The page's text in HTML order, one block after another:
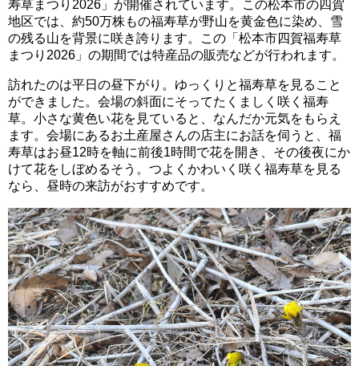
寿草まつり2026」が開催されています。この松本市の四賀
地区では、約50万株もの福寿草が野山を黄金色に染め、雪
の残る山を背景に咲き誇ります。この「松本市四賀福寿草
まつり2026」の期間では特産品の販売などが行われます。
訪れたのは平日の昼下がり。ゆっくりと福寿草を見ること
ができました。会場の斜面にそってたくましく咲く福寿
草。小さな黄色い花を見ていると、なんだか元気をもらえ
ます。会場にあるお土産屋さんの店主にお話を伺うと、福
寿草はお昼12時を軸に前後1時間で花を開き、その後夜にか
けて花をしぼめるそう。つよくかわいく咲く福寿草を見る
なら、昼時の来訪がおすすめです。